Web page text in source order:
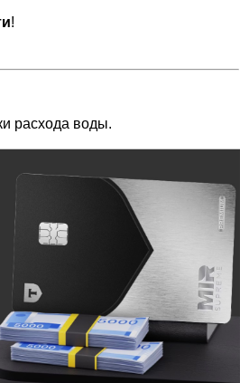
!
расхода воды.